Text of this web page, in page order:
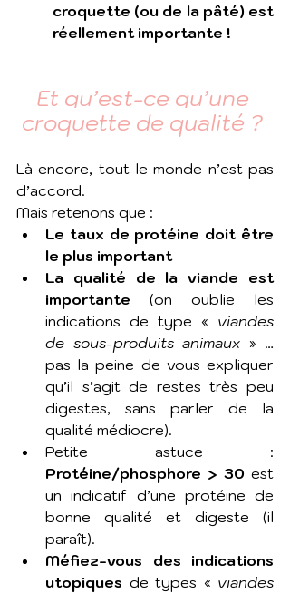
croquette (ou de la pâté) est
réellement importante !
Et qu’est-ce qu’une
croquette de qualité ?
Là encore, tout le monde n’est pas
d’accord.
Mais retenons que :
Le taux de protéine doit être
le plus important
La qualité de la viande est
importante (on oublie les
indications de type « viandes
de sous-produits animaux » …
pas la peine de vous expliquer
qu’il s’agit de restes très peu
digestes, sans parler de la
qualité médiocre).
Protéine/phosphore > 30 est
un indicatif d’une protéine de
bonne qualité et digeste (il
paraît).
Méfiez-vous des indications
utopiques de types « viandes